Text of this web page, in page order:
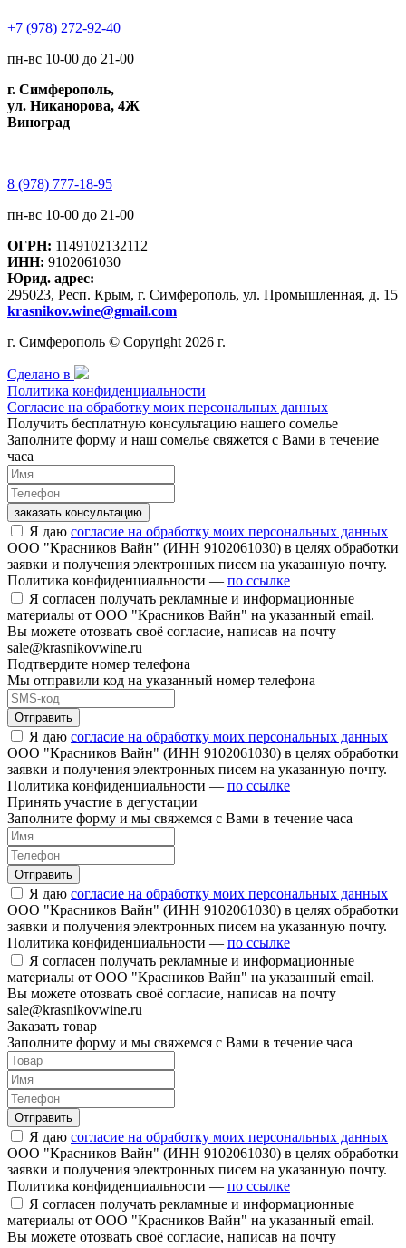
+7 (978) 272-92-40
пн-вс 10-00 до 21-00
г. Симферополь,
ул. Никанорова, 4Ж
Виноград
8 (978) 777-18-95
пн-вс 10-00 до 21-00
ОГРН: 1149102132112
ИНН: 9102061030
Юрид. адрес:
295023, Респ. Крым, г. Симферополь, ул. Промышленная, д. 15
krasnikov.wine@gmail.com
г. Симферополь © Copyright 2026 г.
Сделано в
Политика конфиденциальности
Согласие на обработку моих персональных данных
Получить бесплатную консультацию нашего сомелье
Заполните форму и наш сомелье свяжется с Вами в течение
часа
заказать консультацию
Я даю согласие на обработку моих персональных данных
ООО "Красников Вайн" (ИНН 9102061030) в целях обработки
заявки и получения электронных писем на указанную почту.
Политика конфиденциальности — по ссылке
Я согласен получать рекламные и информационные
материалы от ООО "Красников Вайн" на указанный email.
Вы можете отозвать своё согласие, написав на почту
sale@krasnikovwine.ru
Подтвердите номер телефона
Мы отправили код на указанный номер телефона
Отправить
Я даю согласие на обработку моих персональных данных
ООО "Красников Вайн" (ИНН 9102061030) в целях обработки
заявки и получения электронных писем на указанную почту.
Политика конфиденциальности — по ссылке
Принять участие в дегустации
Заполните форму и мы свяжемся с Вами в течение часа
Отправить
Я даю согласие на обработку моих персональных данных
ООО "Красников Вайн" (ИНН 9102061030) в целях обработки
заявки и получения электронных писем на указанную почту.
Политика конфиденциальности — по ссылке
Я согласен получать рекламные и информационные
материалы от ООО "Красников Вайн" на указанный email.
Вы можете отозвать своё согласие, написав на почту
sale@krasnikovwine.ru
Заказать товар
Заполните форму и мы свяжемся с Вами в течение часа
Отправить
Я даю согласие на обработку моих персональных данных
ООО "Красников Вайн" (ИНН 9102061030) в целях обработки
заявки и получения электронных писем на указанную почту.
Политика конфиденциальности — по ссылке
Я согласен получать рекламные и информационные
материалы от ООО "Красников Вайн" на указанный email.
Вы можете отозвать своё согласие, написав на почту